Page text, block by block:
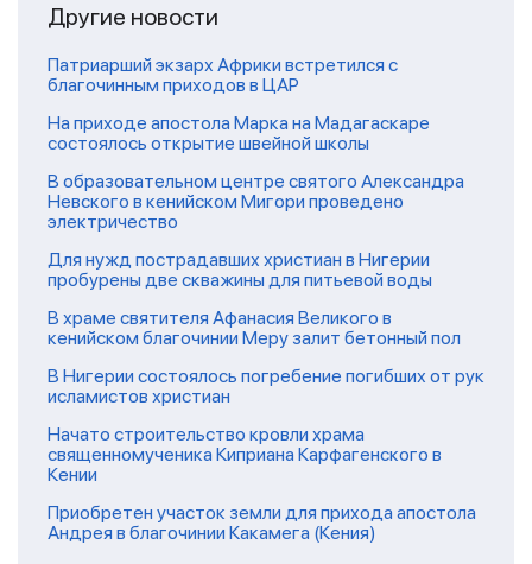
Другие новости
Патриарший экзарх Африки встретился с
благочинным приходов в ЦАР
На приходе апостола Марка на Мадагаскаре
состоялось открытие швейной школы
В образовательном центре святого Александра
Невского в кенийском Мигори проведено
электричество
Для нужд пострадавших христиан в Нигерии
пробурены две скважины для питьевой воды
В храме святителя Афанасия Великого в
кенийском благочинии Меру залит бетонный пол
В Нигерии состоялось погребение погибших от рук
исламистов христиан
Начато строительство кровли храма
священномученика Киприана Карфагенского в
Кении
Приобретен участок земли для прихода апостола
Андрея в благочинии Какамега (Кения)